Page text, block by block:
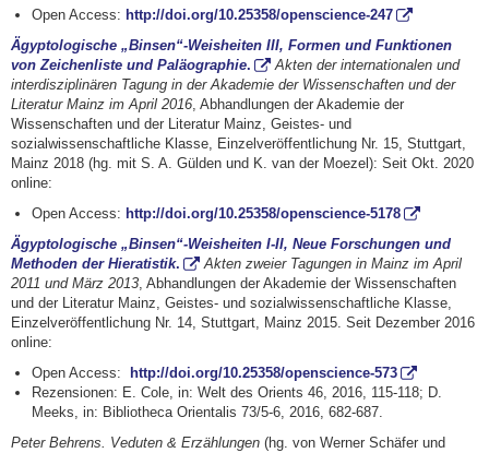
Open Access: http://doi.org/10.25358/openscience-247
Ägyptologische „Binsen“-Weisheiten III, Formen und Funktionen
von Zeichenliste und Paläographie.
Akten der internationalen und
interdisziplinären Tagung in der Akademie der Wissenschaften und der
Literatur Mainz im April 2016, Abhandlungen der Akademie der
Wissenschaften und der Literatur Mainz, Geistes- und
sozialwissenschaftliche Klasse, Einzelveröffentlichung Nr. 15, Stuttgart,
Mainz 2018 (hg. mit S. A. Gülden und K. van der Moezel): Seit Okt. 2020
online:
Open Access: http://doi.org/10.25358/openscience-5178
Ägyptologische „Binsen“-Weisheiten I-II, Neue Forschungen und
Methoden der Hieratistik.
Akten zweier Tagungen in Mainz im April
2011 und März 2013, Abhandlungen der Akademie der Wissenschaften
und der Literatur Mainz, Geistes- und sozialwissenschaftliche Klasse,
Einzelveröffentlichung Nr. 14, Stuttgart, Mainz 2015. Seit Dezember 2016
online:
Open Access:
http://doi.org/10.25358/openscience-573
Rezensionen: E. Cole, in: Welt des Orients 46, 2016, 115-118; D.
Meeks, in: Bibliotheca Orientalis 73/5-6, 2016, 682-687.
Peter Behrens. Veduten & Erzählungen (hg. von Werner Schäfer und